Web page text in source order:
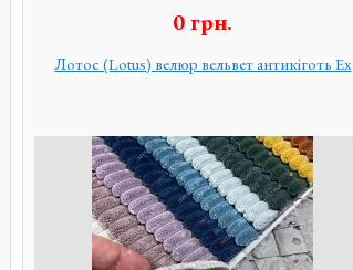
0 грн.
Лотос (Lotus) велюр вельвет антикіготь Ex